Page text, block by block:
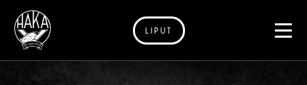
Siirry sisältöön
LIPUT